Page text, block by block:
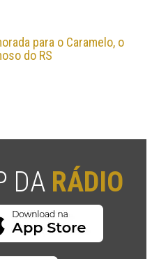
para o Caramelo, o
do RS
DA RÁDIO